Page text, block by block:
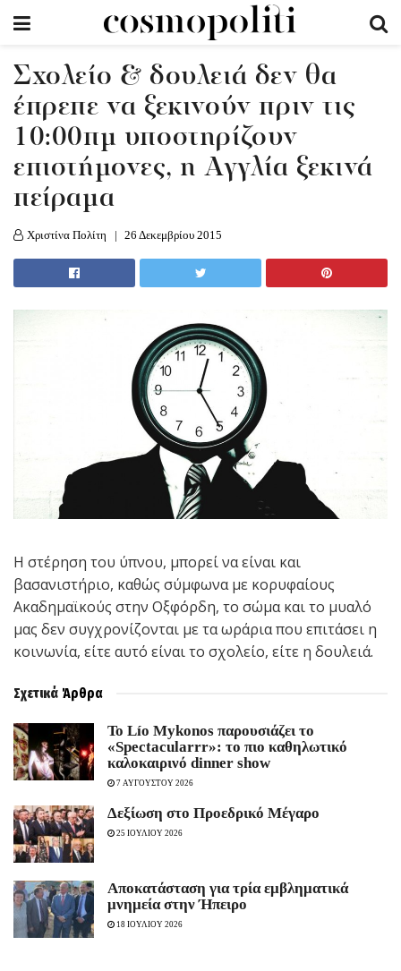
Σχολείο & δουλειά δεν θα
έπρεπε να ξεκινούν πριν τις
10:00πμ υποστηρίζουν
επιστήμονες, η Αγγλία ξεκινά
πείραμα
Χριστίνα Πολίτη 26 Δεκεμβρίου 2015
Η στέρηση του ύπνου, μπορεί να είναι και
βασανιστήριο, καθώς σύμφωνα με κορυφαίους
Ακαδημαϊκούς στην Οξφόρδη, το σώμα και το μυαλό
μας δεν συγχρονίζονται με τα ωράρια που επιτάσει η
κοινωνία, είτε αυτό είναι το σχολείο, είτε η δουλειά.
Σχετικά Άρθρα
Το Lío Mykonos παρουσιάζει το
«Spectacularrr»: το πιο καθηλωτικό
καλοκαιρινό dinner show
7 ΑΥΓΟΥΣΤΟΥ 2026
Δεξίωση στο Προεδρικό Μέγαρο
25 ΙΟΥΛΙΟΥ 2026
Αποκατάσταση για τρία εμβληματικά
μνημεία στην Ήπειρο
18 ΙΟΥΛΙΟΥ 2026